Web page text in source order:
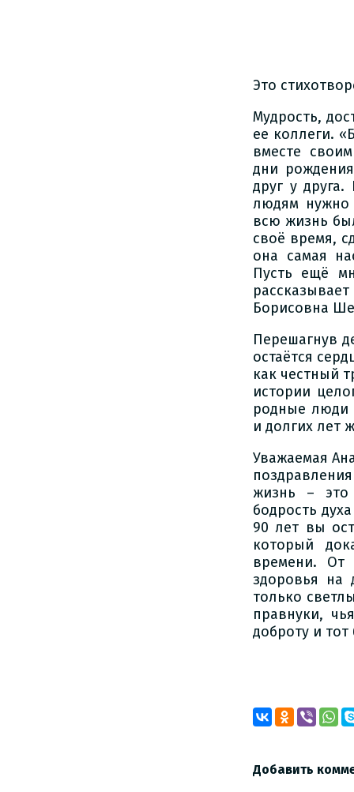
Это
Мудрость,
ее коллеги.
вместе
дни
друг у
людям нужно
всю жизнь
своё время,
она самая
Пусть ещё
Борисовна
Перешагнув
остаётся
как честный
истории
родные люди
и долгих лет
Уважаемая
жизнь – это
бодрость
90 лет вы
который
времени. От
здоровья на
только
правнуки,
доброту и
Добавить